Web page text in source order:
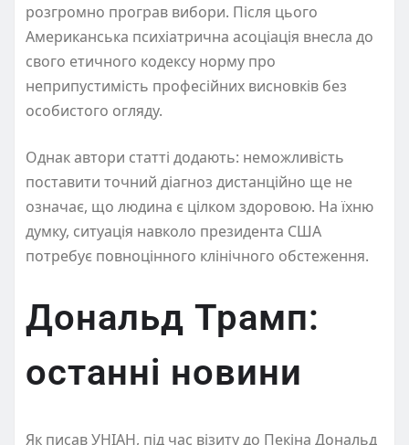
розгромно програв вибори. Після цього
Американська психіатрична асоціація внесла до
свого етичного кодексу норму про
неприпустимість професійних висновків без
особистого огляду.
Однак автори статті додають: неможливість
поставити точний діагноз дистанційно ще не
означає, що людина є цілком здоровою. На їхню
думку, ситуація навколо президента США
потребує повноцінного клінічного обстеження.
Дональд Трамп:
останні новини
Як писав УНІАН, під час візиту до Пекіна Дональд